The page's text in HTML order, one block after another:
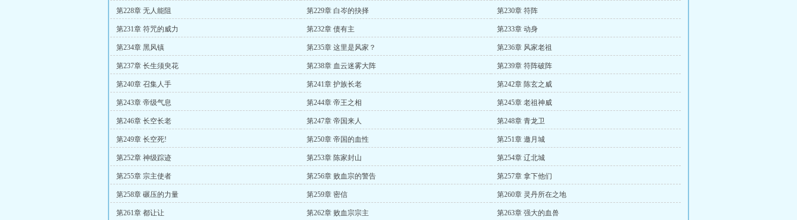
第228章 无人能阻 第229章 白岑的抉择 第230章 符阵
第231章 符咒的威力 第232章 债有主 第233章 动身
第234章 黑风镇 第235章 这里是风家？ 第236章 风家老祖
第237章 长生须臾花 第238章 血云迷雾大阵 第239章 符阵破阵
第240章 召集人手 第241章 护族长老 第242章 陈玄之威
第243章 帝级气息 第244章 帝王之相 第245章 老祖神威
第246章 长空长老 第247章 帝国来人 第248章 青龙卫
第249章 长空死! 第250章 帝国的血性 第251章 邀月城
第252章 神级踪迹 第253章 陈家封山 第254章 辽北城
第255章 宗主使者 第256章 败血宗的警告 第257章 拿下他们
第258章 碾压的力量 第259章 密信 第260章 灵丹所在之地
第261章 都让让 第262章 败血宗宗主 第263章 强大的血兽